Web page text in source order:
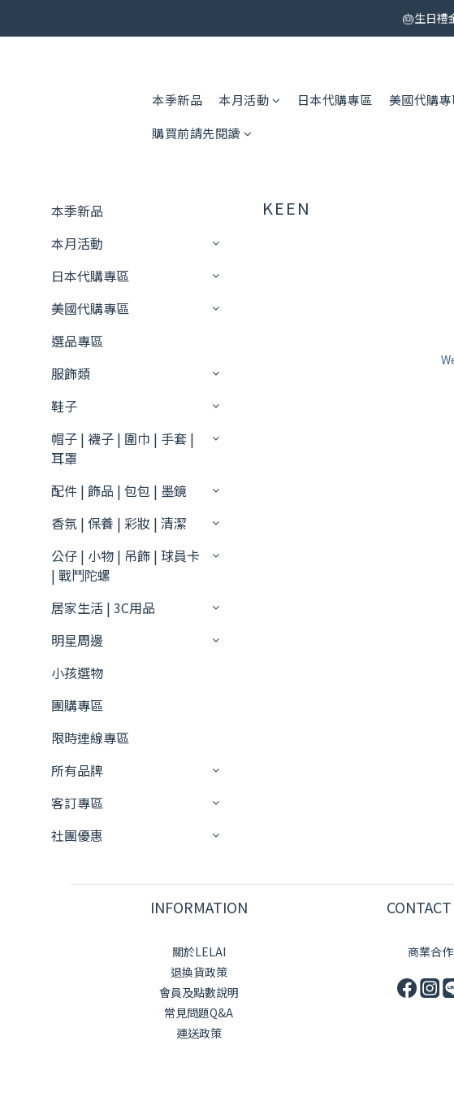
🎟️ 免運券來了！每月 25 號
🎂生日禮
本季新品 本月活動 日本代購專區 美國代購
購買前請先閱讀
本季新品
本月活動
日本代購專區
美國代購專區
選品專區
服飾類
鞋子
帽子 | 襪子 | 圍巾 | 手套 |
耳罩
配件 | 飾品 | 包包 | 墨鏡
香氛 | 保養 | 彩妝 | 清潔
公仔 | 小物 | 吊飾 | 球員卡
| 戰鬥陀螺
居家生活 | 3C用品
明星周邊
小孩選物
團購專區
限時連線專區
所有品牌
客訂專區
社團優惠
KEEN
INFORMATION
關於LELAI
退換貨政策
會員及點數說明
常見問題Q&A
運送政策
商業合作